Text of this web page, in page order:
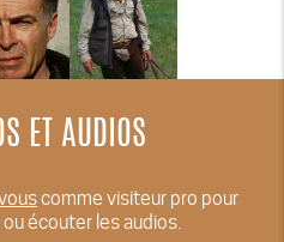
ET AUDIOS
comme visiteur pro pour
écouter les audios.